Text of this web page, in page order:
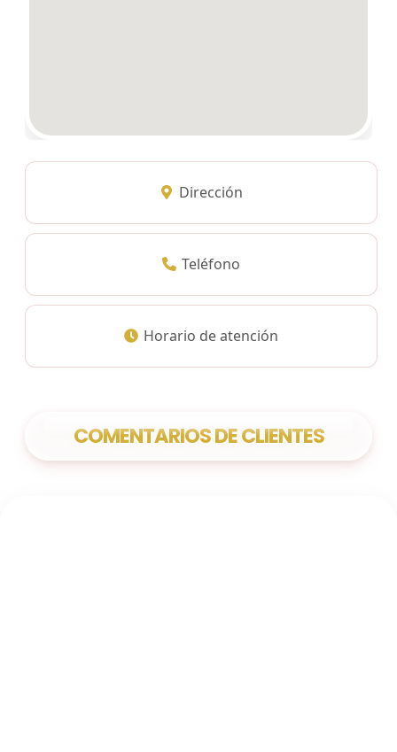
Dirección
Teléfono
Horario de atención
COMENTARIOS DE CLIENTES